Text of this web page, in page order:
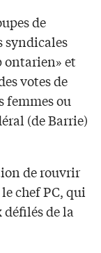
de
syndicales
ontarien» et
votes de
femmes ou
(de Barrie)
de rouvrir
chef PC, qui
de la